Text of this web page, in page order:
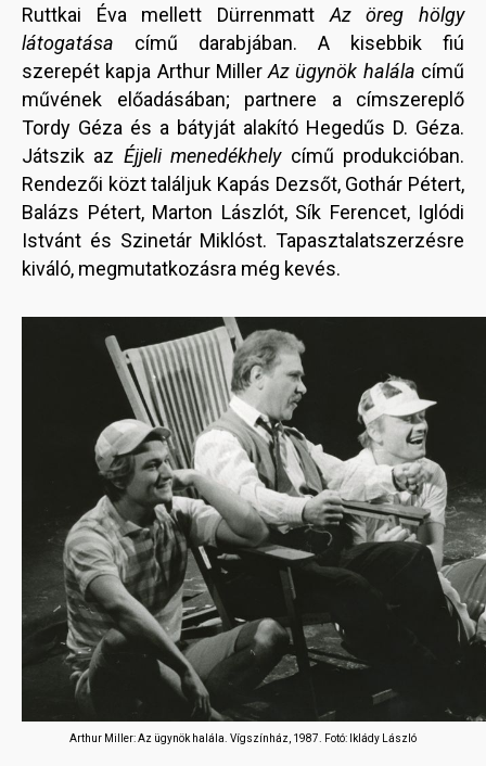
Ruttkai Éva mellett DürrenmattAz öreg hölgy
látogatása című darabjában. A kisebbik fiú
szerepét kapja Arthur MillerAz ügynök halála című
művének előadásában; partnere a címszereplő
Tordy Géza és a bátyját alakító Hegedűs D. Géza.
Játszik az Éjjeli menedékhelycímű produkcióban.
Rendezői közt találjuk Kapás Dezsőt, Gothár Pétert,
Balázs Pétert, Marton Lászlót, Sík Ferencet, Iglódi
Istvánt és Szinetár Miklóst. Tapasztalatszerzésre
kiváló, megmutatkozásra még kevés.
Arthur Miller: Az ügynök halála. Vígszínház, 1987. Fotó: Iklády László